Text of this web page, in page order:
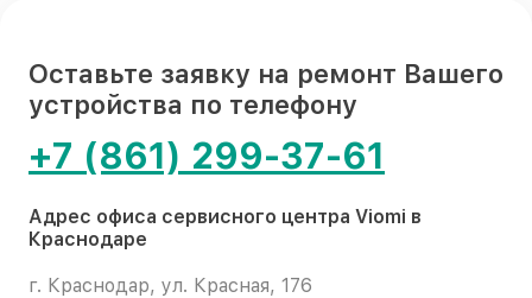
Оставьте заявку на ремонт Вашего
устройства по телефону
+7 (861) 299-37-61
Адрес офиса сервисного центра Viomi в
Краснодаре
г. Краснодар, ул. Красная, 176